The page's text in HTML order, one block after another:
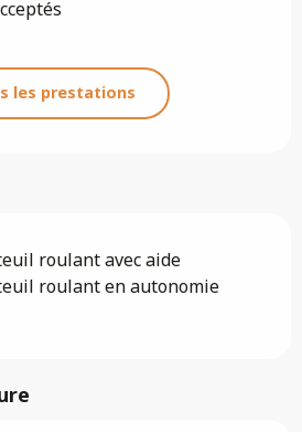
les prestations
roulant avec aide
roulant en autonomie